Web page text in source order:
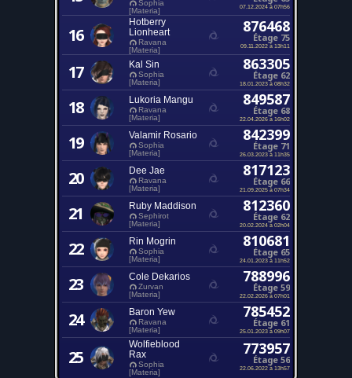
Sophia
[Materia]
07.12.2024 à 07h56
16
Hotberry
Lionheart
Ravana
[Materia]
876468
Étage 75
09.11.2022 à 13h11
17 Kal Sin
Sophia
[Materia]
863305
Étage 62
18.01.2023 à 08h32
18 Lukoria Mangu
Ravana
[Materia]
849587
Étage 68
22.04.2026 à 16h02
19 Valamir Rosario
Sophia
[Materia]
842399
Étage 71
26.03.2023 à 11h35
20 Dee Jae
Ravana
[Materia]
817123
Étage 66
21.09.2025 à 07h34
21 Ruby Maddison
Sephirot
[Materia]
812360
Étage 62
20.02.2024 à 02h04
22 Rin Mogrin
Sophia
[Materia]
810681
Étage 65
24.01.2023 à 11h52
23 Cole Dekarios
Zurvan
[Materia]
788996
Étage 59
22.02.2026 à 07h01
24 Baron Yew
Ravana
[Materia]
785452
Étage 61
25.01.2023 à 09h07
25
Wolfieblood
Rax
Sophia
[Materia]
773957
Étage 56
22.06.2022 à 13h57